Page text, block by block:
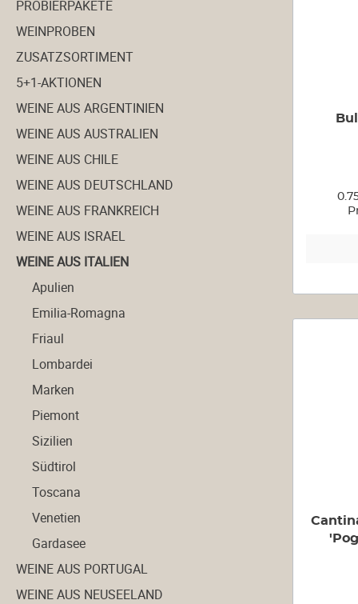
PROBIERPAKETE
WEINPROBEN
ZUSATZSORTIMENT
5+1-AKTIONEN
WEINE AUS ARGENTINIEN
WEINE AUS AUSTRALIEN
WEINE AUS CHILE
WEINE AUS DEUTSCHLAND
WEINE AUS FRANKREICH
WEINE AUS ISRAEL
WEINE AUS ITALIEN
Apulien
Emilia-Romagna
Friaul
Lombardei
Marken
Piemont
Sizilien
Südtirol
Toscana
Venetien
Gardasee
WEINE AUS PORTUGAL
WEINE AUS NEUSEELAND